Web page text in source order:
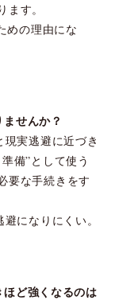
す。
めの理由にな
せんか？
実逃避に近づき
備”として使う
要な手続きをす
になりにくい。
ど強くなるのは